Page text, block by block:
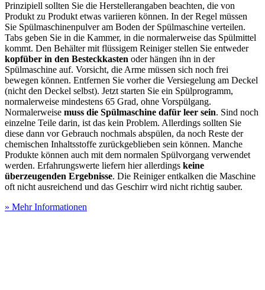
Prinzipiell sollten Sie die Herstellerangaben beachten, die von
Produkt zu Produkt etwas variieren können. In der Regel müssen
Sie Spülmaschinenpulver am Boden der Spülmaschine verteilen.
Tabs geben Sie in die Kammer, in die normalerweise das Spülmittel
kommt. Den Behälter mit flüssigem Reiniger stellen Sie entweder
kopfüber in den Besteckkasten oder hängen ihn in der
Spülmaschine auf. Vorsicht, die Arme müssen sich noch frei
bewegen können. Entfernen Sie vorher die Versiegelung am Deckel
(nicht den Deckel selbst). Jetzt starten Sie ein Spülprogramm,
normalerweise mindestens 65 Grad, ohne Vorspülgang.
Normalerweise muss die Spülmaschine dafür leer sein. Sind noch
einzelne Teile darin, ist das kein Problem. Allerdings sollten Sie
diese dann vor Gebrauch nochmals abspülen, da noch Reste der
chemischen Inhaltsstoffe zurückgeblieben sein können. Manche
Produkte können auch mit dem normalen Spülvorgang verwendet
werden. Erfahrungswerte liefern hier allerdings keine
überzeugenden Ergebnisse. Die Reiniger entkalken die Maschine
oft nicht ausreichend und das Geschirr wird nicht richtig sauber.
» Mehr Informationen